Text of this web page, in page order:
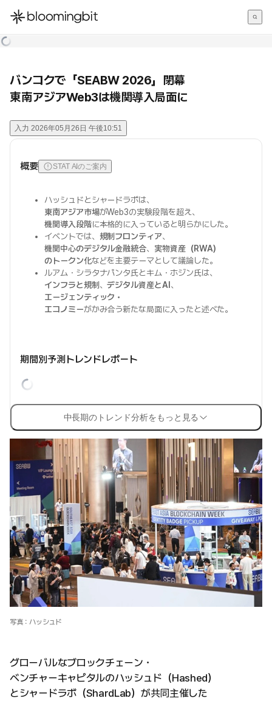
한국어
バンコクで「SEABW 2026」閉幕
東南アジアWeb3は機関導入局面に
入力 2026年05月26日 午後10:51
概要 STAT AIのご案内
ハッシュドとシャードラボは、
東南アジア市場がWeb3の実験段階を超え、
機関導入段階に本格的に入っていると明らかにした。
イベントでは、 規制フロンティア、
機関中心のデジタル金融統合、 実物資産（RWA）
のトークン化などを主要テーマとして議論した。
ルアム・シラタナパンタ氏とキム・ホジン氏は、
インフラと規制 、デジタル資産とAI 、
エージェンティック・
エコノミーがかみ合う新たな局面に入ったと述べた。
期間別予測トレンドレポート
中長期のトレンド分析をもっと見る
写真：ハッシュド
グローバルなブロックチェーン・
ベンチャーキャピタルのハッシュド（Hashed）
とシャードラボ（ShardLab）が共同主催した